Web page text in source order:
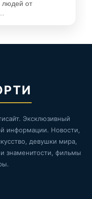
людей от
Эксклюзивный
информации. Новости,
девушки мира,
знаменитости, фильмы